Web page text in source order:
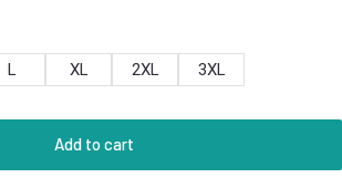
L XL 2XL 3XL
Add to cart